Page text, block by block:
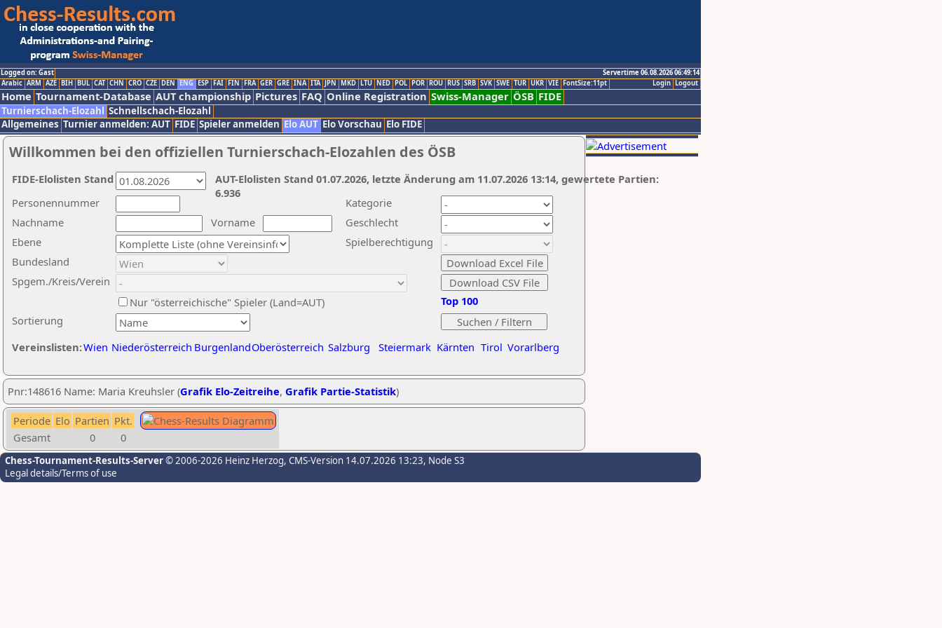
Logged on: Gast
Servertime 06.08.2026 06:49:14
Logout
Login
Arabic ARM AZE BIH BUL CAT CHN CRO CZE DEN ENG ESP FAI FIN FRA GER GRE INA ITA JPN MKD LTU NED POL POR ROU RUS SRB SVK SWE TUR UKR VIE FontSize:11pt
Home Tournament-Database AUT championship Pictures FAQ Online Registration Swiss-Manager ÖSB FIDE
Turnierschach-Elozahl Schnellschach-Elozahl
Allgemeines Turnier anmelden: AUT FIDE Spieler anmelden Elo AUT Elo Vorschau Elo FIDE
Willkommen bei den offiziellen Turnierschach-Elozahlen des ÖSB
Nachname
Vorname
Ebene
Kategorie
Sortierung
Personennummer
Bundesland
Spgem./Kreis/Verein
Geschlecht
Nur "österreichische" Spieler (Land=AUT)
Spielberechtigung
Vereinslisten:Wien Niederösterreich BurgenlandOberösterreich Salzburg Steiermark Kärnten Tirol Vorarlberg
Top 100
AUT-Elolisten Stand 01.07.2026, letzte Änderung am 11.07.2026 13:14, gewertete Partien:
6.936
FIDE-Elolisten Stand
Pnr:148616 Name: Maria Kreuhsler (Grafik Elo-Zeitreihe, Grafik Partie-Statistik)
Periode Elo Partien Pkt.
Gesamt
0 0
Chess-Tournament-Results-Server© 2006-2026 Heinz Herzog, CMS-Version 14.07.2026 13:23, Node S3
Legal details/Terms of use